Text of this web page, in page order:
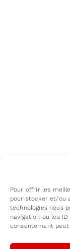
Pour offrir les
pour stocker et/ou
technologies nous
navigation ou les
consentement